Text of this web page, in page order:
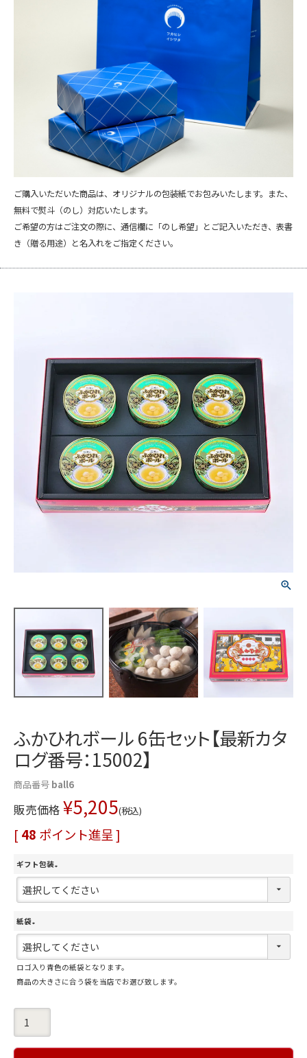
ご購入いただいた商品は、オリジナルの包装紙でお包みいたします。また、
無料で熨斗（のし）対応いたします。
ご希望の方はご注文の際に、通信欄に「のし希望」とご記入いただき、表書
き（贈る用途）と名入れをご指定ください。
ふかひれボール 6缶セット【最新カタ
ログ番号：15002】
商品番号 ball6
販売価格 ¥5,205 税込
[48 ポイント進呈 ]
ギフト包装
紙袋
須
)
ロゴ入り青色の紙袋となります。
商品の大きさに合う袋を当店でお選び致します。